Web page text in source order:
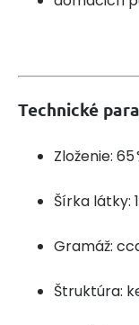
Technické
Zloženie:
Šírka látky:
Gramáž:
Štruktúra: